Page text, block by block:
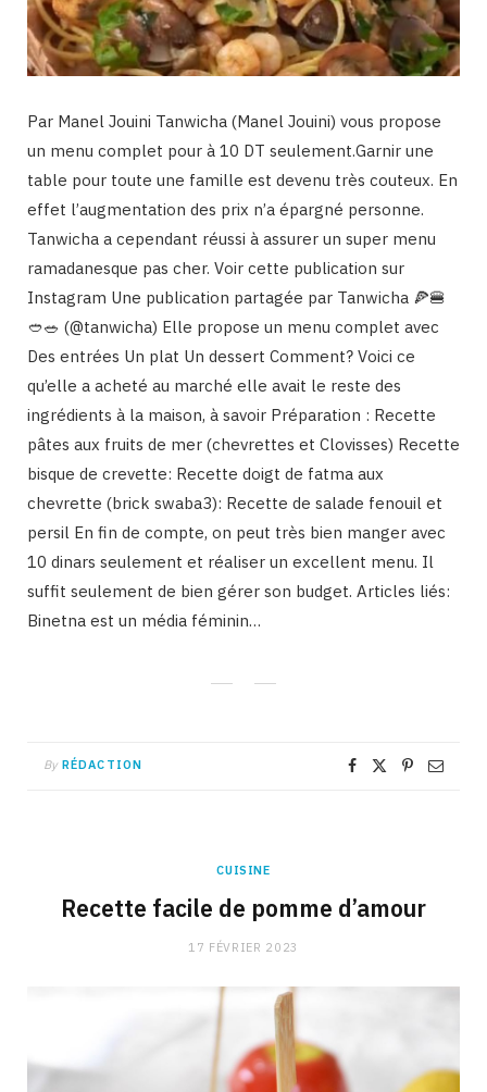
Par Manel Jouini Tanwicha (Manel Jouini) vous propose
un menu complet pour à 10 DT seulement.Garnir une
table pour toute une famille est devenu très couteux. En
effet l’augmentation des prix n’a épargné personne.
Tanwicha a cependant réussi à assurer un super menu
ramadanesque pas cher. Voir cette publication sur
Instagram Une publication partagée par Tanwicha 🍕🍔
🥙🥗 (@tanwicha) Elle propose un menu complet avec
Des entrées Un plat Un dessert Comment? Voici ce
qu’elle a acheté au marché elle avait le reste des
ingrédients à la maison, à savoir Préparation : Recette
pâtes aux fruits de mer (chevrettes et Clovisses) Recette
bisque de crevette: Recette doigt de fatma aux
chevrette (brick swaba3): Recette de salade fenouil et
persil En fin de compte, on peut très bien manger avec
10 dinars seulement et réaliser un excellent menu. Il
suffit seulement de bien gérer son budget. Articles liés:
Binetna est un média féminin…
By RÉDACTION
CUISINE
Recette facile de pomme d’amour
17 FÉVRIER 2023